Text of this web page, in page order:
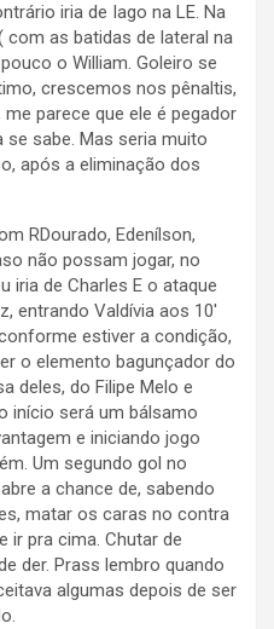
iria de Iago na LE. Na
com as batidas de lateral na
o William. Goleiro se
crescemos nos pênaltis,
parece que ele é pegador
se sabe. Mas seria muito
após a eliminação dos
RDourado, Edenílson,
não possam jogar, no
iria de Charles E o ataque
entrando Valdívia aos 10′
estiver a condição,
o elemento bagunçador do
deles, do Filipe Melo e
início será um bálsamo
e iniciando jogo
Um segundo gol no
a chance de, sabendo
matar os caras no contra
ir pra cima. Chutar de
der. Prass lembro quando
algumas depois de ser